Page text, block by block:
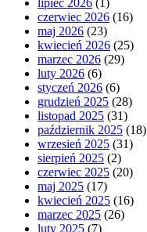
czerwiec 2026 (16)
maj 2026 (23)
kwiecień 2026 (25)
marzec 2026 (29)
luty 2026 (6)
styczeń 2026 (6)
grudzień 2025 (28)
listopad 2025 (31)
październik 2025 (18)
wrzesień 2025 (31)
sierpień 2025 (2)
czerwiec 2025 (20)
maj 2025 (17)
kwiecień 2025 (16)
marzec 2025 (26)
luty 2025 (7)